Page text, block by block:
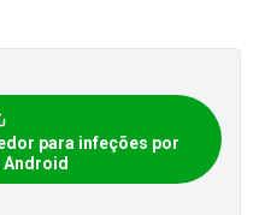
para infeções por
Android